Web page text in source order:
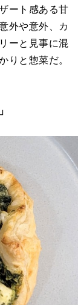
ート感ある甘
外や意外、カ
ーと見事に混
りと惣菜だ。